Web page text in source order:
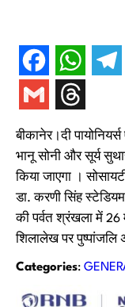
बीकानेर।दी
भानू सोनी और सूर्य
किया जाएगा ।
डा. करणी सिंह
की पर्वत श्रंखला में 26
शिलालेख पर पुष्पांजलि
Categories: